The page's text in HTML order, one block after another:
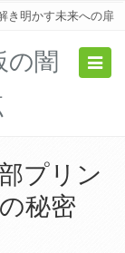
き明かす未来への扉
の闇
プリン
秘密